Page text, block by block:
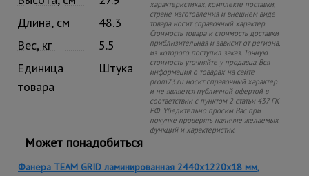
Длина, см
48.3
Вес, кг
5.5
Единица
товара
Штука
характеристиках, комплекте поставки,
стране изготовления и внешнем виде
товара носит справочный характер.
Стоимость товара и стоимость доставки
приблизительная и зависит от региона,
из которого поступил заказ. Точную
стоимость уточняйте у продавца. Вся
информация о товарах на сайте
prom23.ru носит справочный характер
и не является публичной офертой в
соответствии с пунктом 2 статьи 437 ГК
РФ. Убедительно просим Вас при
покупке проверять наличие желаемых
функций и характеристик.
Может понадобиться
Фанера TEAM GRID ламинированная 2440х1220х18 мм,